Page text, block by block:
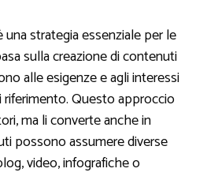
strategia essenziale per le
sulla creazione di contenuti
alle esigenze e agli interessi
Questo approccio
ma li converte anche in
possono assumere diverse
video, infografiche o